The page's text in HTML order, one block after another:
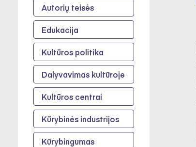
Autorių teisės
Edukacija
Kultūros politika
Dalyvavimas kultūroje
Kultūros centrai
Kūrybinės industrijos
Kūrybingumas